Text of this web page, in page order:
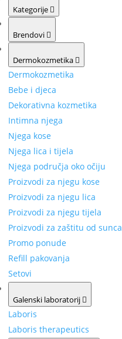
Kategorije
Brendovi
Dermokozmetika
Dermokozmetika
Bebe i djeca
Dekorativna kozmetika
Intimna njega
Njega kose
Njega lica i tijela
Njega područja oko očiju
Proizvodi za njegu kose
Proizvodi za njegu lica
Proizvodi za njegu tijela
Proizvodi za zaštitu od sunca
Promo ponude
Refill pakovanja
Setovi
Galenski laboratorij
Laboris
Laboris therapeutics